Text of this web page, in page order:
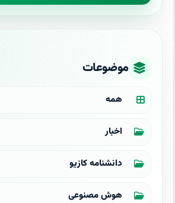
موضوعات
همه
اخبار
دانشنامه کازیو
هوش مصنوعی